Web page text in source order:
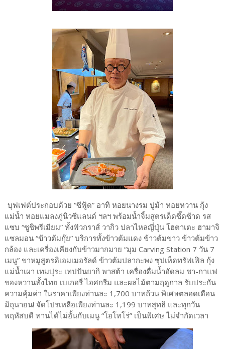
บุฟเฟต์ประกอบด้วย “ซีฟู้ด” อาทิ หอยนางรม ปูม้า หอยหวาน กุ้ง
แม่น้ำ หอยแมลงภู่นิวซีแลนด์ ฯลฯ พร้อมน้ำจิ้มสูตรเด็ดซี๊ดซ้าด รส
แซบ “ซูชิพรีเมียม” ทั้งฟัวกราส์ วากิว ปลาไหลญี่ปุ่น โฮตาเตะ ฮามาจิ
แซลมอน “ข้าวต้มกุ๊ย” บริการทั้งข้าวต้มแดง ข้าวต้มขาว ข้าวต้มข้าว
กล้อง และเครื่องเคียงกับข้าวมากมาย “มุม Carving Station 7 วัน 7
เมนู” ขาหมูสูตรดิเอมเมอรัลด์ ข้าวต้มปลากะพง ซุปเห็ดทรัฟเฟิล กุ้ง
แม่น้ำเผา เทมปุระ เทปปันยากิ พาสต้า เครื่องดื่มน้ำอัดลม ชา-กาแฟ
ของหวานทั้งไทย เบเกอรี่ ไอศกรีม และผลไม้ตามฤดูกาล รับประกัน
ความคุ้มค่า ในราคาเพียงท่านละ 1,700 บาทถ้วน พิเศษตลอดเดือน
มิถุนายน! จัดโปรเหลือเพียงท่านละ 1,199 บาทสุทธิ และทุกวัน
พฤหัสบดี ทานได้ไม่อั้นกับเมนู “โอโทโร่” เป็นพิเศษ ไม่จำกัดเวลา